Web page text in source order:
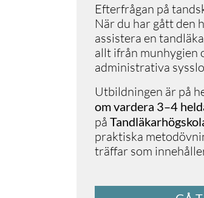
Efterfrågan på
När du har gått den
assistera en
allt ifrån munhygien
administrativa
Utbildningen är på
om vardera 3–4
på
praktiska
träffar som